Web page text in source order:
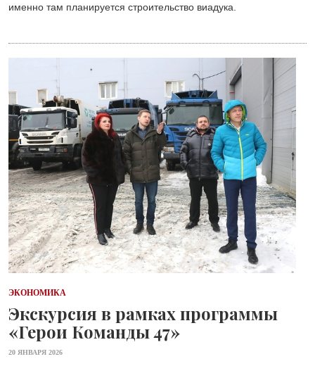
именно там планируется строительство виадука.
ЭКОНОМИКА
Экскурсия в рамках программы
«Герои Команды 47»
20 ЯНВАРЯ 2026